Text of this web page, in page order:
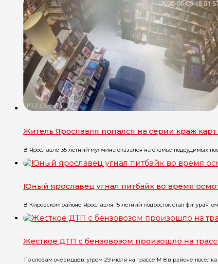
Житель Ярославля попался на серии краж карт
В Ярославле 35-летний мужчина оказался на скамье подсудимых
Юный ярославец угнал питбайк во время
В Кировском районе Ярославля 15-летний подросток стал фигурантом
Жесткое ДТП с бензовозом произошло на
По словам очевидцев, утром 29 июля на трассе М-8 в районе поселка